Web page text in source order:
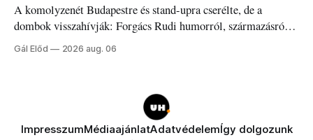
A komolyzenét Budapestre és stand-upra cserélte, de a
dombok visszahívják: Forgács Rudi humorról, származásról
és határokról.
Gál Előd 2026 aug. 06
ImpresszumMédiaajánlatAdatvédelemÍgy dolgozunk